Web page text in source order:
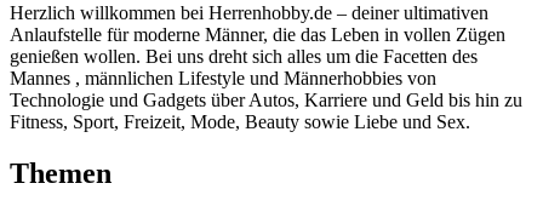
Herzlich willkommen bei Herrenhobby.de – deiner ultimativen
Anlaufstelle für moderne Männer, die das Leben in vollen Zügen
genießen wollen. Bei uns dreht sich alles um die Facetten des
Mannes , männlichen Lifestyle und Männerhobbies von
Technologie und Gadgets über Autos, Karriere und Geld bis hin zu
Fitness, Sport, Freizeit, Mode, Beauty sowie Liebe und Sex.
Themen